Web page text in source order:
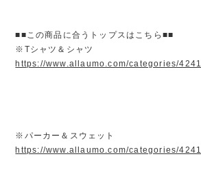
■■この商品に合うトップスはこちら■■
※Tシャツ＆シャツ
https://www.allaumo.com/categories/
※パーカー＆スウェット
https://www.allaumo.com/categories/